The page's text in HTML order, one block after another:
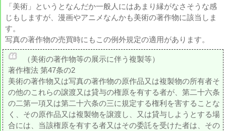
「美術」というとなんだか一般人にはあまり縁がなさそうな感
じもしますが、漫画やアニメなんかも美術の著作物に該当しま
す。
写真の著作物の売買時にもこの例外規定の適用があります。
（美術の著作物等の展示に伴う複製等）
著作権法 第47条の2
美術の著作物又は写真の著作物の原作品又は複製物の所有者そ
の他のこれらの譲渡又は貸与の権原を有する者が、第二十六条
の二第一項又は第二十六条の三に規定する権利を害することな
く、その原作品又は複製物を譲渡し、又は貸与しようとする場
合には、当該権原を有する者又はその委託を受けた者は、その